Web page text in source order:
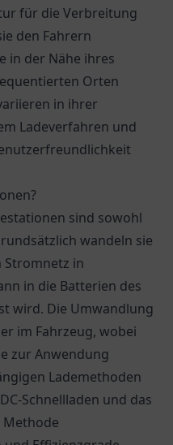
für die Verbreitung
den Fahrern
in der Nähe ihres
Orten
in ihrer
Ladeverfahren und
sind sowohl
wandeln sie
Stromnetz in
in die Batterien des
wird. Die Umwandlung
im Fahrzeug, wobei
zur Anwendung
Lademethoden
Schnellladen und das
Methode